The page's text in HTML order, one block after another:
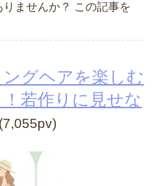
ませんか？ この記事を
グヘアを楽しむ
若作りに見せな
(7,055pv)